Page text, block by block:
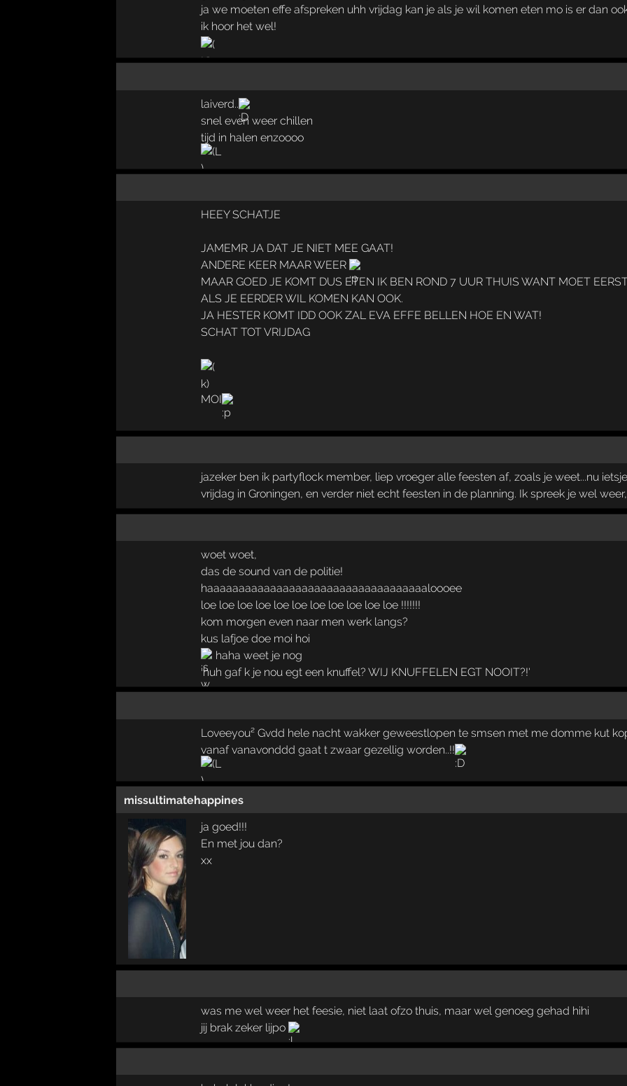
ja we moeten effe afspreken uhh vrijdag kan je als je wil komen eten mo is er dan
ik hoor het wel!
laiverd..
snel even weer chillen
tijd in halen enzoooo
HEEY SCHATJE
JAMEMR JA DAT JE NIET MEE GAAT!
ANDERE KEER MAAR WEER
MAAR GOED JE KOMT DUS ETEN IK BEN ROND 7 UUR THUIS WANT MOET
ALS JE EERDER WIL KOMEN KAN OOK.
JA HESTER KOMT IDD OOK ZAL EVA EFFE BELLEN HOE EN WAT!
SCHAT TOT VRIJDAG
MOI
jazeker ben ik partyflock member, liep vroeger alle feesten af, zoals je weet...nu
vrijdag in Groningen, en verder niet echt feesten in de planning. Ik spreek je wel
woet woet,
das de sound van de politie!
haaaaaaaaaaaaaaaaaaaaaaaaaaaaaaaaaaaloooee
loe loe loe loe loe loe loe loe loe loe loe !!!!!!!
kom morgen even naar men werk langs?
kus lafjoe doe moi hoi
haha weet je nog
'huh gaf k je nou egt een knuffel? WIJ KNUFFELEN EGT NOOIT?!'
Loveeyou² Gvdd hele nacht wakker geweestlopen te smsen met me domme kut
vanaf vanavonddd gaat t zwaar gezellig worden..!!
missultimatehappines
ja goed!!!
En met jou dan?
xx
was me wel weer het feesie, niet laat ofzo thuis, maar wel genoeg gehad hihi
jij brak zeker lijpo